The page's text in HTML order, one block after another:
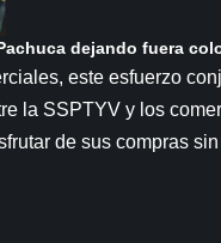
dejando fuera
este esfuerzo
la SSPTYV y los
de sus compras